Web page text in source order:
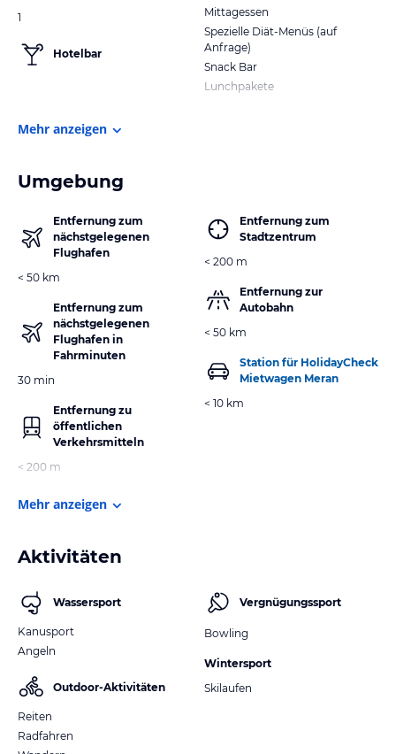
1
Hotelbar
Mittagessen
Spezielle Diät-Menüs (auf
Anfrage)
Snack Bar
Lunchpakete
Mehr anzeigen
Umgebung
Entfernung zum
nächstgelegenen
Flughafen
< 50 km
Entfernung zum
nächstgelegenen
Flughafen in
Fahrminuten
30 min
Entfernung zu
öffentlichen
Verkehrsmitteln
< 200 m
Entfernung zum
Stadtzentrum
< 200 m
Entfernung zur
Autobahn
< 50 km
Station für HolidayCheck
Mietwagen Meran
< 10 km
Mehr anzeigen
Aktivitäten
Wassersport
Kanusport
Angeln
Outdoor-Aktivitäten
Reiten
Radfahren
Vergnügungssport
Bowling
Wintersport
Skilaufen